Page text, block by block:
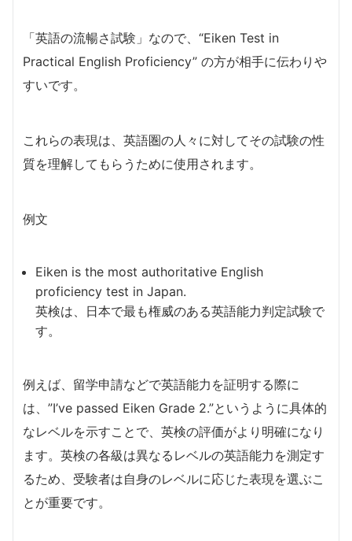
「英語の流暢さ試験」なので、 “Eiken Test in
Practical English Proficiency” の方が相手に伝わりや
すいです。
これらの表現は、英語圏の人々に対してその試験の性
質を理解してもらうために使用されます。
例文
Eiken is the most authoritative English
proficiency test in Japan.
英検は、日本で最も権威のある英語能力判定試験で
す。
例えば、留学申請などで英語能力を証明する際に
は、”I’ve passed Eiken Grade 2.”というように具体的
なレベルを示すことで、英検の評価がより明確になり
ます。英検の各級は異なるレベルの英語能力を測定す
るため、受験者は自身のレベルに応じた表現を選ぶこ
とが重要です。